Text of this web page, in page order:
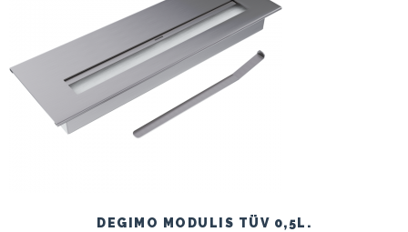
DEGIMO MODULIS TÜV 0,5L.